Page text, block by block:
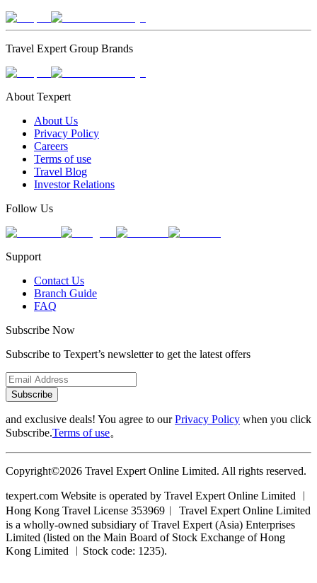
Travel Expert Group Brands
About Texpert
About Us
Privacy Policy
Careers
Terms of use
Travel Blog
Investor Relations
Follow Us
Support
Contact Us
Branch Guide
FAQ
Subscribe Now
Subscribe to Texpert’s newsletter to get the latest offers
Subscribe
and exclusive deals! You agree to ourPrivacy Policy when you click
Subscribe.Terms of use。
Copyright©2026 Travel Expert Online Limited. All rights reserved.
texpert.com Website is operated by Travel Expert Online Limited ︱
Hong Kong Travel License 353969︱ Travel Expert Online Limited
is a wholly-owned subsidiary of Travel Expert (Asia) Enterprises
Limited (listed on the Main Board of Stock Exchange of Hong
Kong Limited ︱Stock code: 1235).